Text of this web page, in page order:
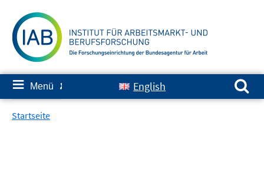
zum
Inhalt
≡ Menü ✘ English
Suchen nach:
Startseite